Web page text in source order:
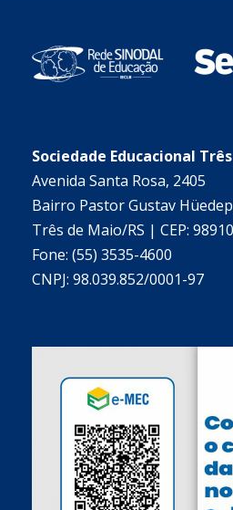
Sociedade Educacional
Avenida Santa Rosa, 2405
Bairro Pastor Gustav
Três de Maio/RS | CEP:
Fone: (55) 3535-4600
CNPJ: 98.039.852/0001-97